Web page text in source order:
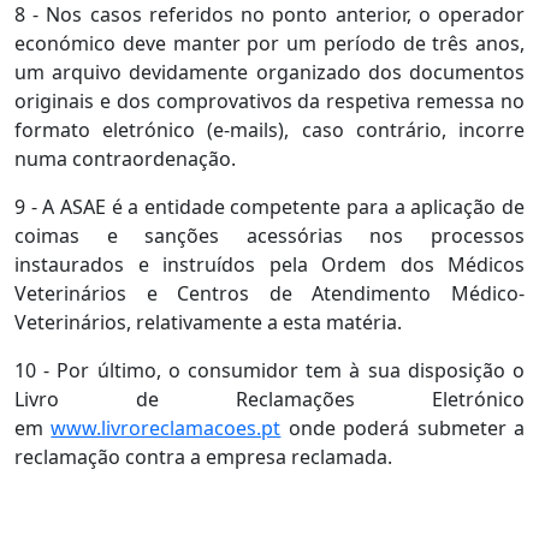
8 - Nos casos referidos no ponto anterior, o operador
económico deve manter por um período de três anos,
um arquivo devidamente organizado dos documentos
originais e dos comprovativos da respetiva remessa no
formato eletrónico (e-mails), caso contrário, incorre
numa contraordenação.
9 - A ASAE é a entidade competente para a aplicação de
coimas e sanções acessórias nos processos
instaurados e instruídos pela Ordem dos Médicos
Veterinários e Centros de Atendimento Médico-
Veterinários, relativamente a esta matéria.
10 - Por último, o consumidor tem à sua disposição o
Livro de Reclamações Eletrónico
emwww.livroreclamacoes.pt onde poderá submeter a
reclamação contra a empresa reclamada.